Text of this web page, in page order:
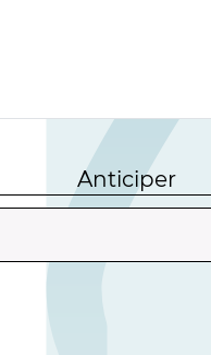
Anticiper